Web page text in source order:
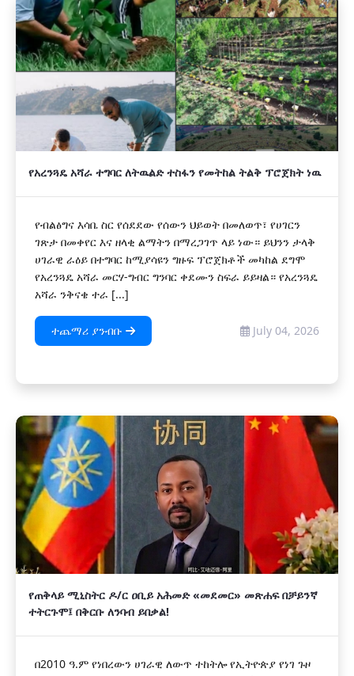
የአረንጓዴ አሻራ ተግባር ለትዉልድ ተስፋን የመትከል ትልቅ ፕሮጀክት ነዉ
የብልፅግና እሳቤ ስር የሰደደው የሰውን ህይወት በመለወጥ፣ የሀገርን
ገጽታ በመቀየር እና ዘላቂ ልማትን በማረጋገጥ ላይ ነው። ይህንን ታላቅ
ሀገራዊ ራዕይ በተግባር ከሚያሳዩን ግዙፍ ፕሮጀክቶች መካከል ደግሞ
የአረንጓዴ አሻራ መርሃ-ግብር ግንባር ቀደሙን ስፍራ ይይዛል። የአረንጓዴ
አሻራ ንቅናቄ ተራ [...]
ተጨማሪ ያንብቡ July 04, 2026
የጠቅላይ ሚኒስትር ዶ/ር ዐቢይ አሕመድ «መደመር» መጽሐፍ በቻይንኛ
ተትርጉሞ፤ በቅርቡ ለንባብ ይበቃል!
በ2010 ዓ.ም የነበረውን ሀገራዊ ለውጥ ተከትሎ የኢትዮጵያ የነገ ጉዞ